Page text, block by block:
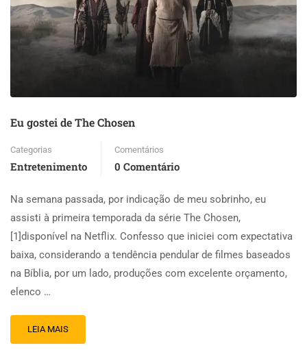
Eu gostei de The Chosen
Categorias
Entretenimento
Comentários
0 Comentário
Na semana passada, por indicação de meu sobrinho, eu
assisti à primeira temporada da série The Chosen,
[1]disponível na Netflix. Confesso que iniciei com expectativa
baixa, considerando a tendência pendular de filmes baseados
na Bíblia, por um lado, produções com excelente orçamento,
elenco …
LEIA MAIS